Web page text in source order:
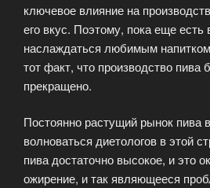
ключевое влияние на
его вкус. Поэтому, пока еще есть
наслаждаться любимым
тот факт, что производство пива
прекращено.
Постоянно растущий рынок пива
волноваться диетологов в этой
пива достаточно высокое, и это
ожирение, и так являющееся